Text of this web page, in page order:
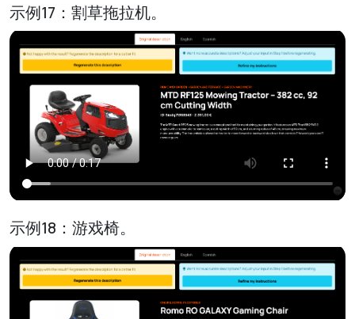
示例17：割草拖拉机。
示例18：游戏椅。